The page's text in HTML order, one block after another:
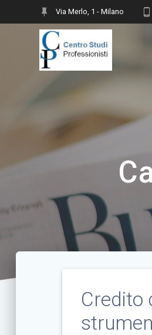
Via Merlo, 1 - Milano
Credito